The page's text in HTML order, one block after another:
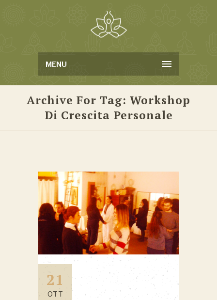
MENU
Archive For Tag: Workshop
Di Crescita Personale
21
OTT